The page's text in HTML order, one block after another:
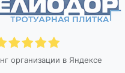
организации в Яндексе